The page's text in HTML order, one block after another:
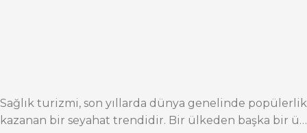
Sağlık turizmi, son yıllarda dünya genelinde popülerlik
kazanan bir seyahat trendidir. Bir ülkeden başka bir ü…